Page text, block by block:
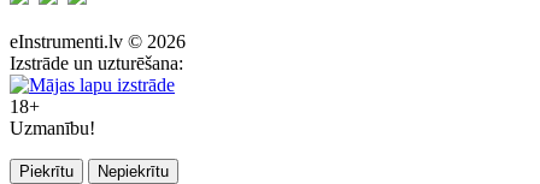
eInstrumenti.lv © 2026
Izstrāde un uzturēšana:
18+
Uzmanību!
Piekrītu Nepiekrītu